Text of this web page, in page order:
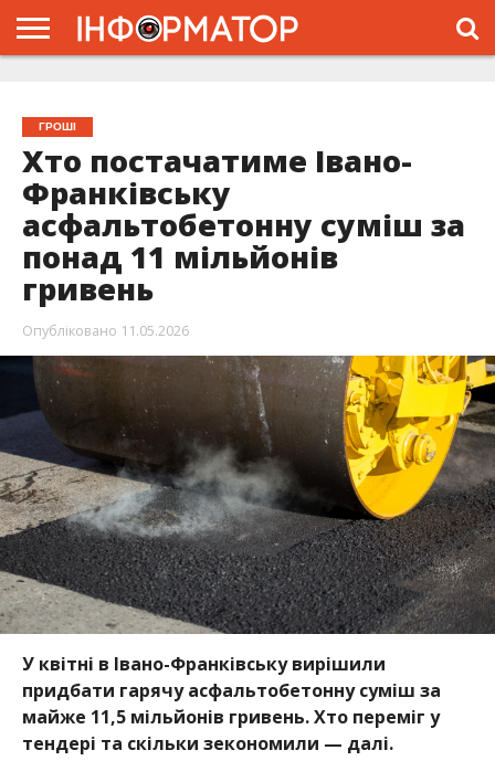
ГРОШІ
Хто постачатиме Івано-
Франківську
асфальтобетонну суміш за
понад 11 мільйонів
гривень
Опубліковано 11.05.2026
У квітні в Івано-Франківську вирішили
придбати гарячу асфальтобетонну суміш за
майже 11,5 мільйонів гривень. Хто переміг у
тендері та скільки зекономили — далі.